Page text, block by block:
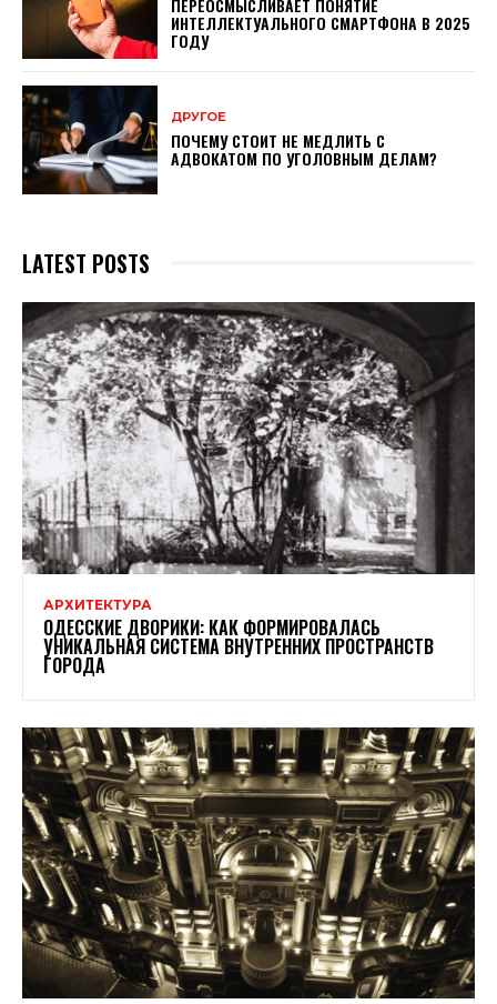
ПЕРЕОСМЫСЛИВАЕТ ПОНЯТИЕ
ИНТЕЛЛЕКТУАЛЬНОГО СМАРТФОНА В 2025
ГОДУ
ДРУГОЕ
ПОЧЕМУ СТОИТ НЕ МЕДЛИТЬ С
АДВОКАТОМ ПО УГОЛОВНЫМ ДЕЛАМ?
LATEST POSTS
АРХИТЕКТУРА
ОДЕССКИЕ ДВОРИКИ: КАК ФОРМИРОВАЛАСЬ
УНИКАЛЬНАЯ СИСТЕМА ВНУТРЕННИХ ПРОСТРАНСТВ
ГОРОДА